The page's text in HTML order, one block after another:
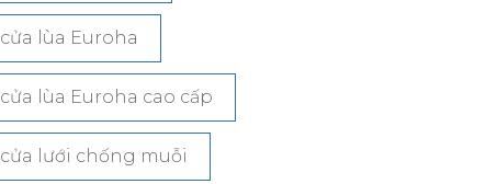
cửa lùa Euroha
cửa lùa Euroha cao cấp
cửa lưới chống muỗi